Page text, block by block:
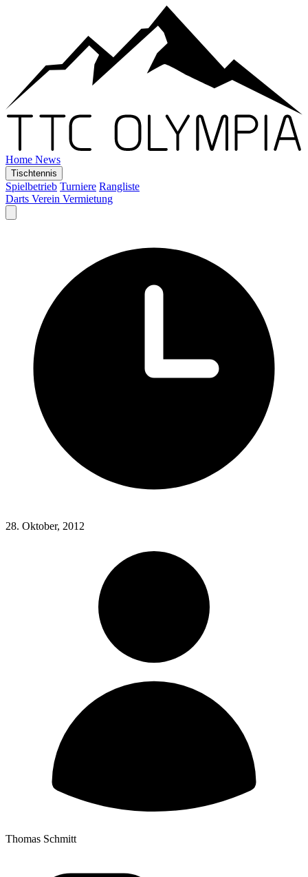
Home News
Tischtennis
Spielbetrieb Turniere Rangliste
Darts Verein Vermietung
28. Oktober, 2012
Thomas Schmitt